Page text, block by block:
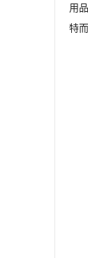
用
特